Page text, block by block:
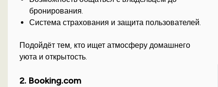
бронирования.
Система страхования и защита пользователей.
Подойдёт тем, кто ищет атмосферу домашнего
уюта и открытость.
2. Booking.com